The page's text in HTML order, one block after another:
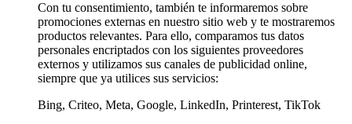
Con tu consentimiento, también te informaremos sobre
promociones externas en nuestro sitio web y te mostraremos
productos relevantes. Para ello, comparamos tus datos
personales encriptados con los siguientes proveedores
externos y utilizamos sus canales de publicidad online,
siempre que ya utilices sus servicios:
Bing, Criteo, Meta, Google, LinkedIn, Printerest, TikTok